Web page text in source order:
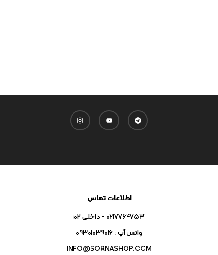
اطلاعات تماس
02177647531 - داخلی ۱۰۲
واتس آپ : 09301039016
INFO@SORNASHOP.COM